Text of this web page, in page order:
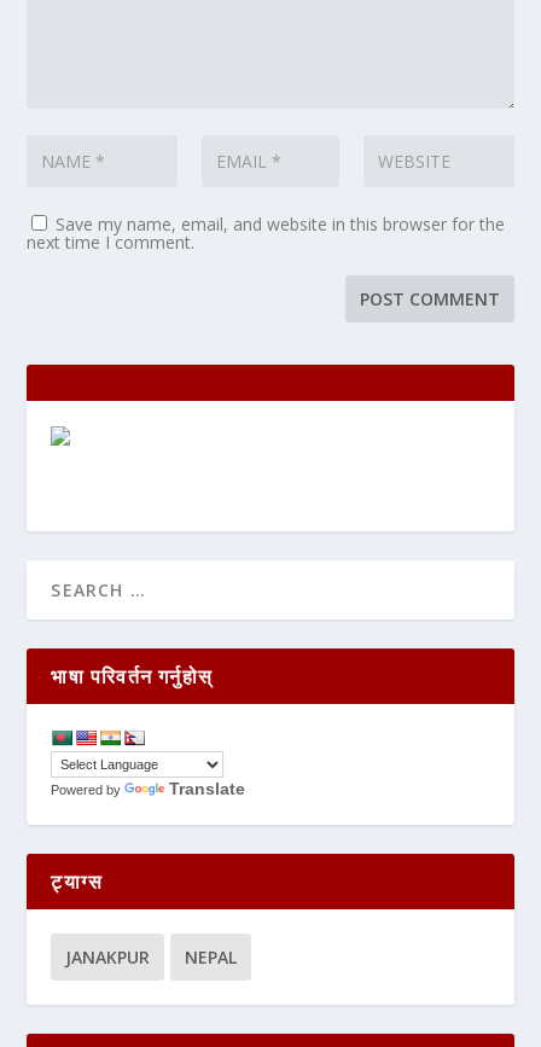
Save my name, email, and website in this browser for the
next time I comment.
भाषा परिवर्तन गर्नुहोस्
Powered by Translate
ट्याग्स
JANAKPUR NEPAL